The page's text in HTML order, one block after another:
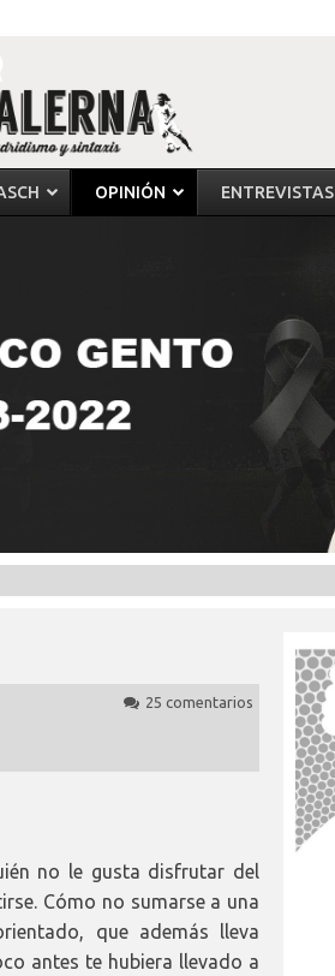
OPINIÓN ENTREVISTAS
25 comentarios
no le gusta disfrutar del
Cómo no sumarse a una
que además lleva
antes te hubiera llevado a